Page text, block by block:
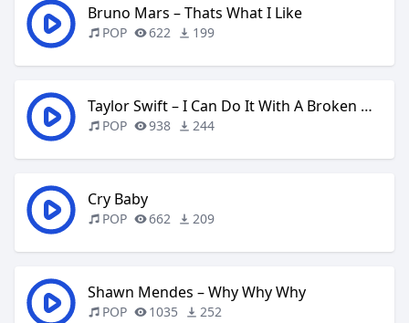
Bruno Mars – Thats What I Like
POP 622 199
Taylor Swift – I Can Do It With A Broken Heart
POP 938 244
Cry Baby
POP 662 209
Shawn Mendes – Why Why Why
POP 1035 252